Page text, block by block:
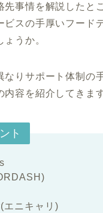
先事情を解説したと
ビスの手厚いフード
うか。
なりサポート体制の
容を紹介してきます
ト
ニキャリ)